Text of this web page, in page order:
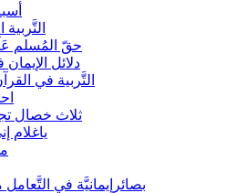
حقّ المُسلم
دلائل
التَّربية في
ثلاث خصال
ياغلام
بصائرإيمانيَّة في